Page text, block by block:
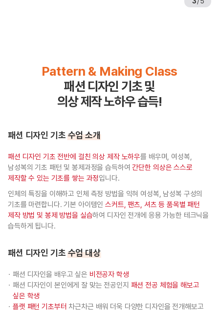
Pattern & Making Class
패션 디자인 기초 및
의상 제작 노하우 습득!
패션 디자인 기초수업 소개
패션 디자인 기초 전반에 걸친 의상 제작 노하우를 배우며, 여성복,
남성복의 기초 패턴 및 봉제과정을 습득하여간단한 의상은 스스로
제작할 수 있는 기초를 쌓는 과정입니다.
인체의 특징을 이해하고 인체 측정 방법을 익혀 여성복, 남성복 구성의
기초를 마련합니다. 기본 아이템인스커트, 팬츠, 셔츠 등 품목별 패턴
제작 방법 및 봉제 방법을 실습하여 디자인 전개에 응용 가능한 테크닉을
습득하게 됩니다.
패션 디자인 기초수업 대상
패션 디자인을 배우고 싶은 비전공자 학생
패션 디자인이 본인에게 잘 맞는 전공인지 패션 전공 체험을 해보고
싶은 학생
플랫 패턴 기초부터 차근차근 배워 더욱 다양한 디자인을 전개해보고